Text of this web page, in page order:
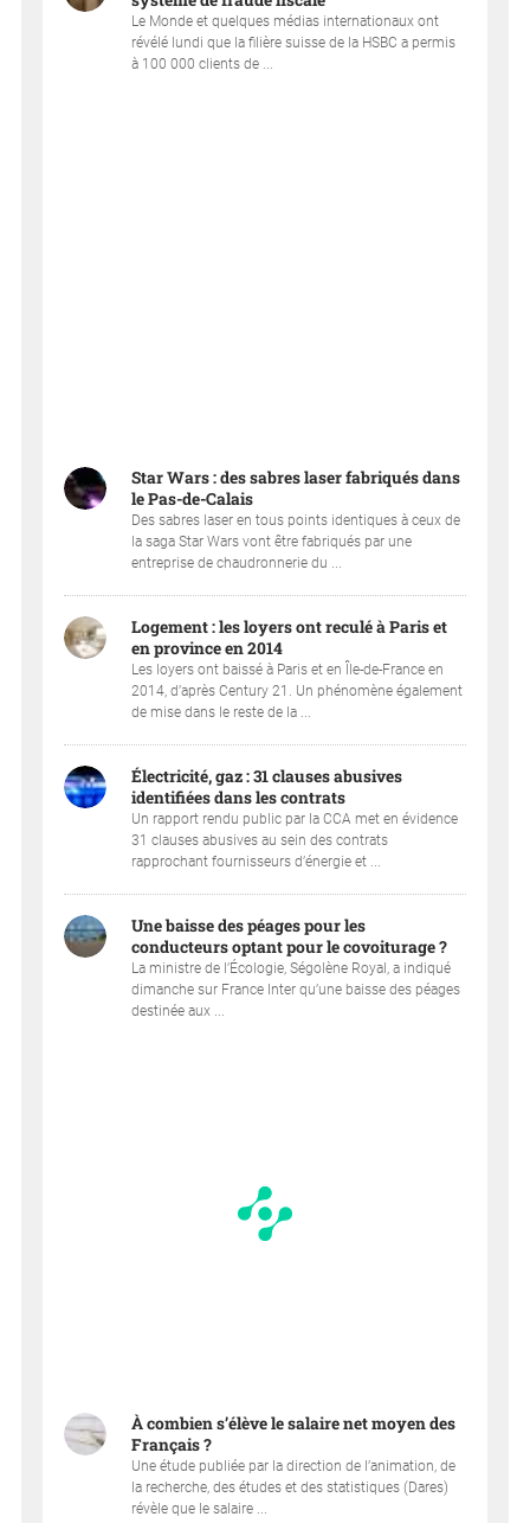
Le Monde et quelques médias internationaux ont
révélé lundi que la filière suisse de la HSBC a permis
à 100 000 clients de ...
Star Wars : des sabres laser fabriqués dans
le Pas-de-Calais
Des sabres laser en tous points identiques à ceux de
la saga Star Wars vont être fabriqués par une
entreprise de chaudronnerie du ...
Logement : les loyers ont reculé à Paris et
en province en 2014
Les loyers ont baissé à Paris et en Île-de-France en
2014, d’après Century 21. Un phénomène également
de mise dans le reste de la ...
Électricité, gaz : 31 clauses abusives
identifiées dans les contrats
Un rapport rendu public par la CCA met en évidence
31 clauses abusives au sein des contrats
rapprochant fournisseurs d’énergie et ...
Une baisse des péages pour les
conducteurs optant pour le covoiturage ?
La ministre de l’Écologie, Ségolène Royal, a indiqué
dimanche sur France Inter qu’une baisse des péages
destinée aux ...
À combien s’élève le salaire net moyen des
Français ?
Une étude publiée par la direction de l’animation, de
la recherche, des études et des statistiques (Dares)
révèle que le salaire ...